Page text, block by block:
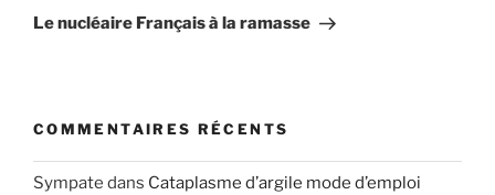
suivant
Le nucléaire Français à la ramasse
COMMENTAIRES RÉCENTS
Sympate dans Cataplasme d’argile mode d’emploi